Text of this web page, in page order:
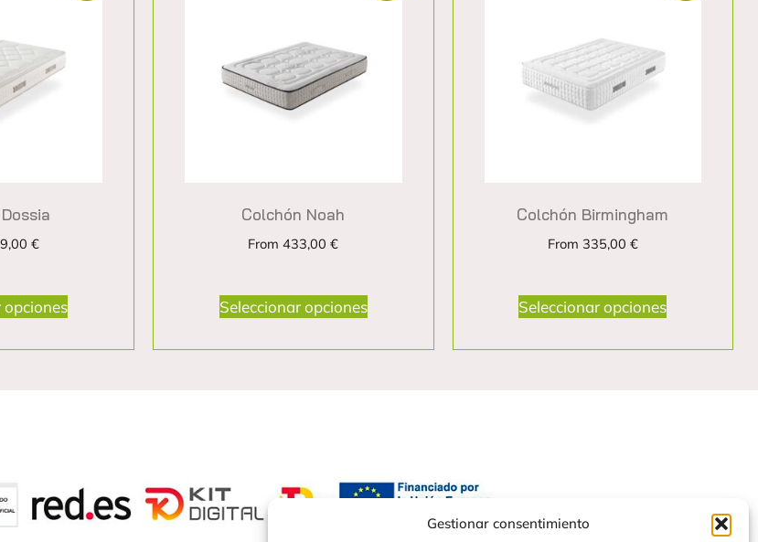
Gestionar consentimiento
€
opciones
Colchón Noah
From433,00€
Seleccionar opciones
Colchón Birmingham
From 335,00 €
Seleccionar opciones